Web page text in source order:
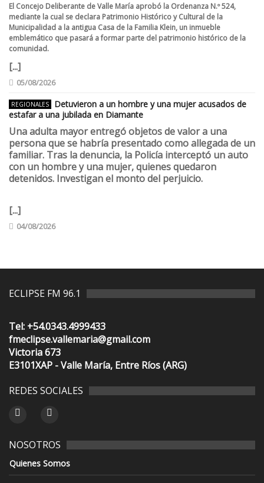
El Concejo Deliberante de Valle María aprobó la Ordenanza N.º 524,
mediante la cual se declara Patrimonio Histórico y Cultural de la
Municipalidad a la antigua Casa de la Familia Klein, un inmueble
emblemático que pasará a formar parte del patrimonio histórico de la
comunidad.
[...]
05/08/2026
REGIONALES
Detuvieron a un hombre y una mujer acusados de
estafar a una jubilada en Diamante
Una adulta mayor entregó objetos de valor a una
persona que se habría presentado como allegada de un
familiar. Tras la denuncia, la Policía interceptó un auto
con un hombre y una mujer, quienes quedaron
detenidos. Investigan el monto del perjuicio.
[...]
04/08/2026
ECLIPSE FM 96.1
Tel: +54.0343.4999433
fmeclipse.vallemaria@gmail.com
Victoria 673
E3101XAP - Valle María, Entre Ríos (ARG)
REDES SOCIALES
NOSOTROS
Quienes Somos